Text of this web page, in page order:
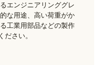
エンジニアリンググレ
な用途、高い荷重がか
工業用部品などの製作
さい。